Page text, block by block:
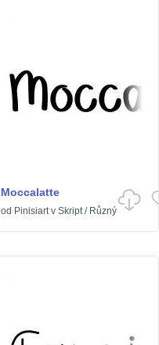
Moccalatte
od Pinisiartv Skript/ Různý